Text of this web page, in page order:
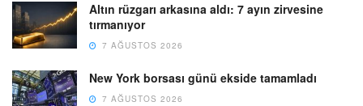
Altın rüzgarı arkasına aldı: 7 ayın zirvesine
tırmanıyor
7 AĞUSTOS 2026
New York borsası günü ekside tamamladı
7 AĞUSTOS 2026